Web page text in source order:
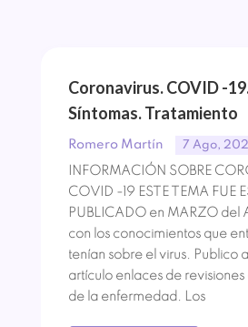
Coronavirus. COVID -
Síntomas. Tratamiento
Romero Martín 7 Ago,
INFORMACIÓN SOBRE
COVID -19 ESTE TEMA FUE
PUBLICADO en MARZO del
con los conocimientos que
tenían sobre el virus. Publico
artículo enlaces de
de la enfermedad. Los